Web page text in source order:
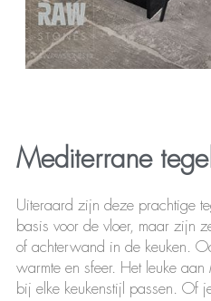
Mediterrane
Uiteraard zijn deze prachtige
basis voor de vloer, maar zijn
of achterwand in de keuken.
warmte en sfeer. Het leuke
bij elke keukenstijl passen. Of